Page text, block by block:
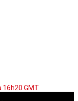
16h20 GMT